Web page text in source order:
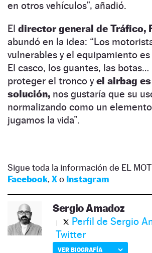
en otros vehículos”, añadió.
El director general de Tráfico,
abundó en la idea: “Los
vulnerables y el equipamiento
El casco, los guantes, las botas…
proteger el tronco yel airbag
solución, nos gustaría que su
normalizando como un
jugamos la vida”.
Sigue toda la información de EL
Facebook, Xo Instagram
Sergio Amadoz
Perfil de Sergio
Twitter
VER BIOGRAFÍA